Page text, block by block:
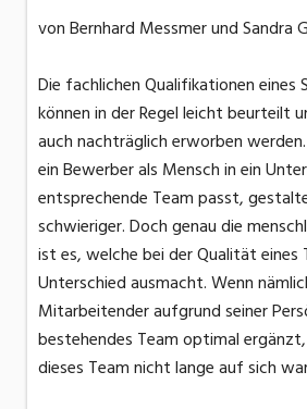
von Bernhard Messmer und Sandra
Die fachlichen Qualifikationen eines
können in der Regel leicht beurteilt
auch nachträglich erworben
ein Bewerber als Mensch in ein
entsprechende Team passt,
schwieriger. Doch genau die
ist es, welche bei der Qualität eines
Unterschied ausmacht. Wenn
Mitarbeitender aufgrund seiner
bestehendes Team optimal
dieses Team nicht lange auf sich